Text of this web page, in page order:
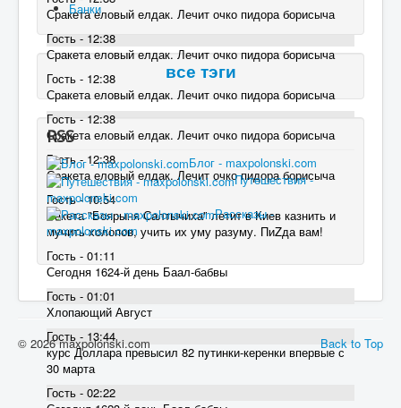
Сракета еловый елдак. Лечит очко пидора борисыча
Гость - 12:38
Сракета еловый елдак. Лечит очко пидора борисыча
Гость - 12:38
Сракета еловый елдак. Лечит очко пидора борисыча
Гость - 12:38
Сракета еловый елдак. Лечит очко пидора борисыча
Гость - 12:38
Сракета еловый елдак. Лечит очко пидора борисыча
Гость - 10:54
Ракета "Боярыня Салтычиха" летит в Киев казнить и
мучить холопов, учить их уму разуму. ПиZда вам!
Гость - 01:11
Сегодня 1624-й день Баал-бабвы
Гость - 01:01
Хлопающий Август
Гость - 13:44
курс Доллара превысил 82 пyтинки-керенки впервые с
30 марта
Гость - 02:22
Банки
все тэги
RSS
Блог - maxpolonski.com
Путешествия -
maxpolonski.com
Рассказы -
maxpolonski.com
Back to Top
© 2026 maxpolonski.com